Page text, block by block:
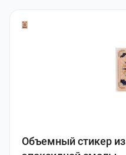
Объемный стикер из